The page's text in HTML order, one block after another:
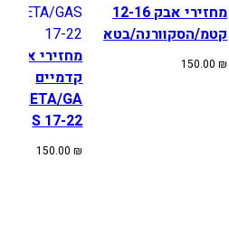
מחזירי אבק 12-16
קטמ/הסקוורנה/בטא
150.00₪
מחזירי אבק
קדמיים
BETA/GA
S 17-22
150.00₪